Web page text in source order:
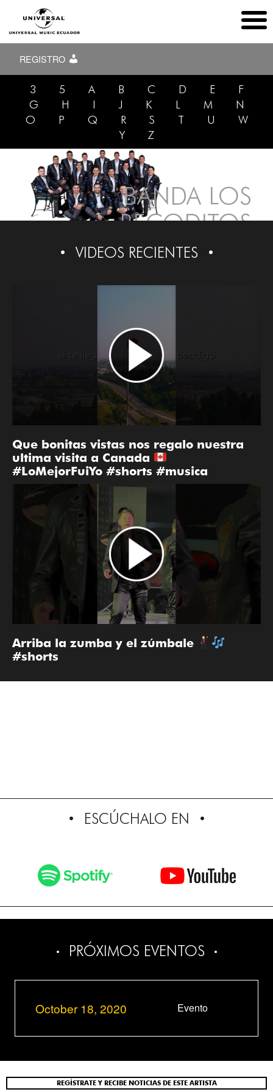
REGISTRO
3 5 A B C D E
F
G
H I J K L M
N
O
P Q R S T U
W
Y
Z
BANDA LOS
RECODITOS
VIDEOS RECIENTES
Que bonitas vistas nos regalo nuestra
ultima visita a Canada
#LoMejorFuiYo #shorts #musica
Arriba la zumba y el zúmbale
#shorts
ESCÚCHALO EN
PRÓXIMOS EVENTOS
October 18, 2020 Evento
REGÍSTRATE Y RECIBE NOTICIAS DE ESTE ARTISTA